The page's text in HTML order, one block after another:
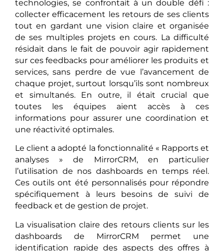
technologies, se confrontait à un double défi :
collecter efficacement les retours de ses clients
tout en gardant une vision claire et organisée
de ses multiples projets en cours. La difficulté
résidait dans le fait de pouvoir agir rapidement
sur ces feedbacks pour améliorer les produits et
services, sans perdre de vue l’avancement de
chaque projet, surtout lorsqu’ils sont nombreux
et simultanés. En outre, il était crucial que
toutes les équipes aient accès à ces
informations pour assurer une coordination et
une réactivité optimales.
Le client a adopté la fonctionnalité « Rapports et
analyses » de MirrorCRM, en particulier
l’utilisation de nos dashboards en temps réel.
Ces outils ont été personnalisés pour répondre
spécifiquement à leurs besoins de suivi de
feedback et de gestion de projet.
La visualisation claire des retours clients sur les
dashboards de MirrorCRM permet une
identification rapide des aspects des offres à